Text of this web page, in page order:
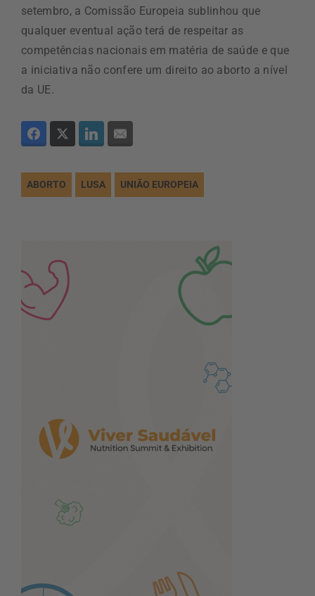
setembro, a Comissão Europeia sublinhou que
qualquer eventual ação terá de respeitar as
competências nacionais em matéria de saúde e que
a iniciativa não confere um direito ao aborto a nível
da UE.
ABORTO LUSA UNIÃO EUROPEIA